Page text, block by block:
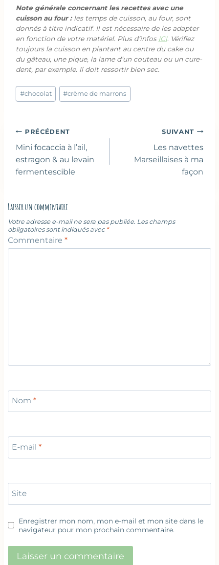
Note générale concernant les recettes avec une
cuisson au four :les temps de cuisson, au four, sont
donnés à titre indicatif. Il est nécessaire de les adapter
en fonction de votre matériel. Plus d’infos ICI. Vérifiez
toujours la cuisson en plantant au centre du cake ou
du gâteau, une pique, la lame d’un couteau ou un cure-
dent, par exemple. Il doit ressortir bien sec.
Étiquettes
de
#chocolat #crème de marrons
Navigation
de
l’article
PRÉCÉDENT
Mini focaccia à l’ail,
estragon & au levain
fermentescible
SUIVANT
Les navettes
Marseillaises à ma
façon
Laisser un commentaire
Votre adresse e-mail ne sera pas publiée. Les champs
obligatoires sont indiqués avec *
Commentaire *
Nom *
E-mail *
Site
Enregistrer mon nom, mon e-mail et mon site dans le
navigateur pour mon prochain commentaire.